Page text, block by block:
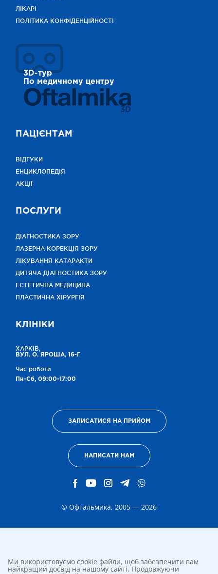
ЛІКАРІ
ПОЛІТИКА КОНФІДЕНЦІЙНОСТІ
3D-тур
По медичному центру
3D
ПАЦІЄНТАМ
ВІДГУКИ
ЕНЦИКЛОПЕДІЯ
АКЦІЇ
ПОСЛУГИ
ДІАГНОСТИКА ЗОРУ
ЛАЗЕРНА КОРЕКЦІЯ ЗОРУ
ЛІКУВАННЯ КАТАРАКТИ
ДИТЯЧА ДІАГНОСТИКА ЗОРУ
ЕСТЕТИЧНА МЕДИЦИНА
ПЛАСТИЧНА ХІРУРГІЯ
КЛІНІКИ
ХАРКІВ,
ВУЛ. О. ЯРОША, 16-Г
Час роботи
Пн-Сб, 09:00-17:00
ЗАПИСАТИСЯ НА ПРИЙОМ
НАПИСАТИ НАМ
© Офтальмика, 2005 — 2026
Ми використовуємо cookie файли, щоб забезпечити вам
найкращий досвід на нашому сайті. Продовжуючи